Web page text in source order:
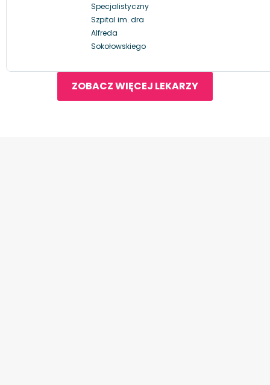
Specjalistyczny
Szpital im. dra
Alfreda
Sokołowskiego
ZOBACZ WIĘCEJ LEKARZY